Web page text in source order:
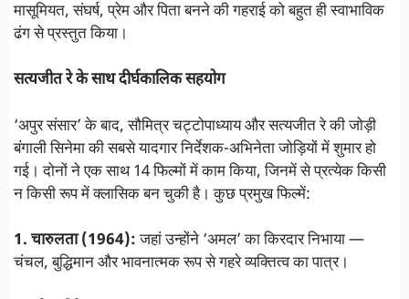
मासूमियत, संघर्ष, प्रेम और पिता बनने की गहराई को बहुत ही स्वाभाविक
ढंग से प्रस्तुत किया।
सत्यजीत रे के साथ दीर्घकालिक सहयोग
‘अपुर संसार’ के बाद, सौमित्र चट्टोपाध्याय और सत्यजीत रे की जोड़ी
बंगाली सिनेमा की सबसे यादगार निर्देशक-अभिनेता जोड़ियों में शुमार हो
गई। दोनों ने एक साथ 14 फिल्मों में काम किया, जिनमें से प्रत्येक किसी
न किसी रूप में क्लासिक बन चुकी है। कुछ प्रमुख फिल्में:
1. चारुलता (1964):जहां उन्होंने ‘अमल’ का किरदार निभाया —
चंचल, बुद्धिमान और भावनात्मक रूप से गहरे व्यक्तित्व का पात्र।